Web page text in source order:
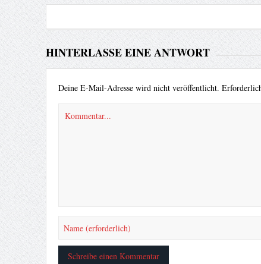
HINTERLASSE EINE ANTWORT
Deine E-Mail-Adresse wird nicht veröffentlicht.